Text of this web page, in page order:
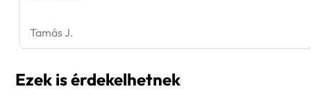
Tamás J.
Ezek is érdekelhetnek